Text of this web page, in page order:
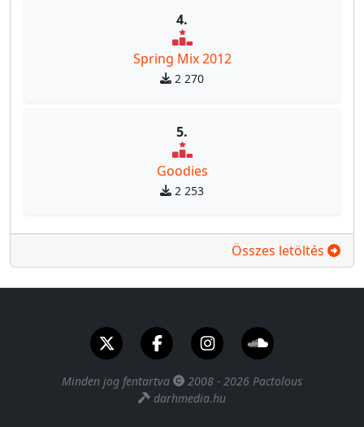
4.
Spring Mix 2012
2 270
5.
Goodies
2 253
Összes letöltés
Minden jog fentartva
2008 - 2026 Pactolous
darhmedia.hu